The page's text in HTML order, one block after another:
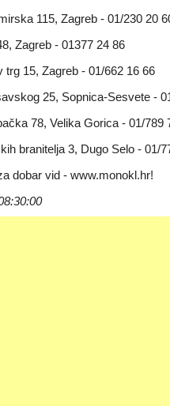
115, Zagreb - 01/230 20
Zagreb - 01377 24 86
trg 15, Zagreb - 01/662 16 66
25, Sopnica-Sesvete -
78, Velika Gorica - 01/789
branitelja 3, Dugo Selo - 01/
dobar vid - www.monokl.hr!